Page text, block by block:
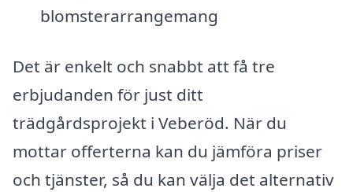
blomsterarrangemang
Det är enkelt och snabbt att få tre
erbjudanden för just ditt
trädgårdsprojekt i Veberöd. När du
mottar offerterna kan du jämföra priser
och tjänster, så du kan välja det alternativ